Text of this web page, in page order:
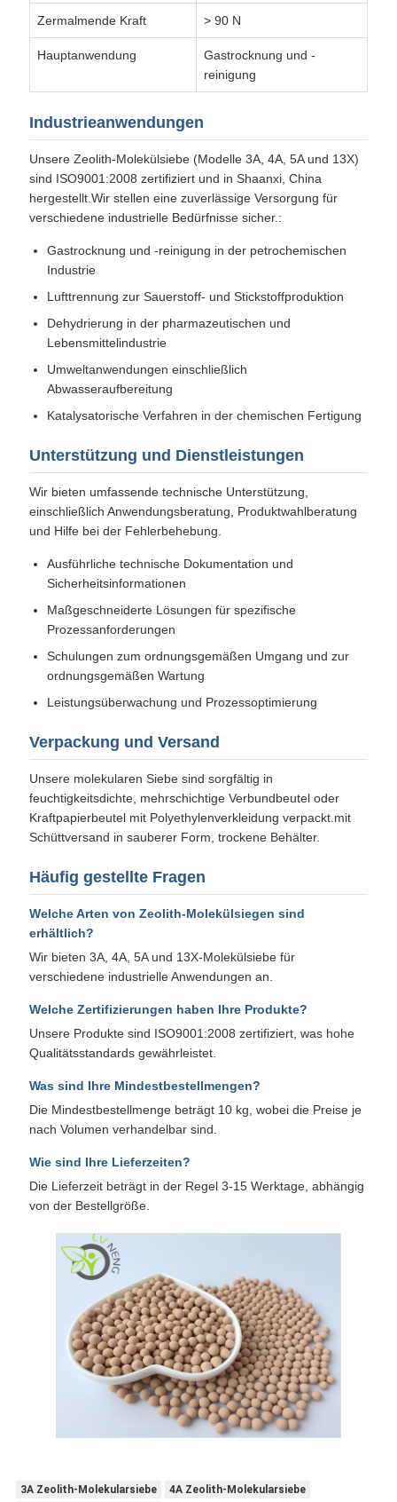
Zermalmende Kraft > 90 N
Hauptanwendung
Gastrocknung und -
reinigung
Industrieanwendungen
Unsere Zeolith-Molekülsiebe (Modelle 3A, 4A, 5A und 13X)
sind ISO9001:2008 zertifiziert und in Shaanxi, China
hergestellt.Wir stellen eine zuverlässige Versorgung für
verschiedene industrielle Bedürfnisse sicher.:
Gastrocknung und -reinigung in der petrochemischen
Industrie
Lufttrennung zur Sauerstoff- und Stickstoffproduktion
Dehydrierung in der pharmazeutischen und
Lebensmittelindustrie
Umweltanwendungen einschließlich
Abwasseraufbereitung
Katalysatorische Verfahren in der chemischen Fertigung
Unterstützung und Dienstleistungen
Wir bieten umfassende technische Unterstützung,
einschließlich Anwendungsberatung, Produktwahlberatung
und Hilfe bei der Fehlerbehebung.
Ausführliche technische Dokumentation und
Sicherheitsinformationen
Maßgeschneiderte Lösungen für spezifische
Prozessanforderungen
Schulungen zum ordnungsgemäßen Umgang und zur
ordnungsgemäßen Wartung
Leistungsüberwachung und Prozessoptimierung
Verpackung und Versand
Unsere molekularen Siebe sind sorgfältig in
feuchtigkeitsdichte, mehrschichtige Verbundbeutel oder
Kraftpapierbeutel mit Polyethylenverkleidung verpackt.mit
Schüttversand in sauberer Form, trockene Behälter.
Häufig gestellte Fragen
Welche Arten von Zeolith-Molekülsiegen sind
erhältlich?
Wir bieten 3A, 4A, 5A und 13X-Molekülsiebe für
verschiedene industrielle Anwendungen an.
Welche Zertifizierungen haben Ihre Produkte?
Unsere Produkte sind ISO9001:2008 zertifiziert, was hohe
Qualitätsstandards gewährleistet.
Was sind Ihre Mindestbestellmengen?
Die Mindestbestellmenge beträgt 10 kg, wobei die Preise je
nach Volumen verhandelbar sind.
Wie sind Ihre Lieferzeiten?
Die Lieferzeit beträgt in der Regel 3-15 Werktage, abhängig
von der Bestellgröße.
3A Zeolith-Molekularsiebe
4A Zeolith-Molekularsiebe